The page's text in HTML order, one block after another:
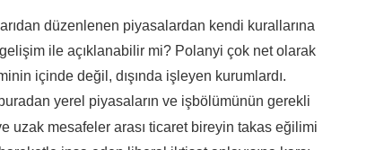
düzenlenen piyasalardan kendi kurallarına
ile açıklanabilir mi? Polanyi çok net olarak
içinde değil, dışında işleyen kurumlardı.
yerel piyasaların ve işbölümünün gerekli
uzak mesafeler arası ticaret bireyin takas eğilimi